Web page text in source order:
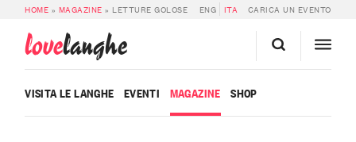
HOME » MAGAZINE » LETTURE GOLOSE ENG ITA CARICA UN EVENTO
lovelanghe
VISITA LE LANGHE EVENTI MAGAZINE SHOP